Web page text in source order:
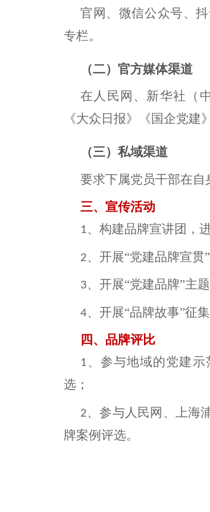
官网、微信公众号、
专栏。
（二）官方媒体渠道
在人民网、新华社（
《大众日报》《国企党建
（三）私域渠道
要求下属党员干部在自
三、宣传活动
1、构建品牌宣讲团，
2、开展“党建品牌宣贯
3、开展“党建品牌”主
4、开展“品牌故事”征集
四、品牌评比
1、参与地域的党建示
选；
2、参与人民网、上海
牌案例评选。